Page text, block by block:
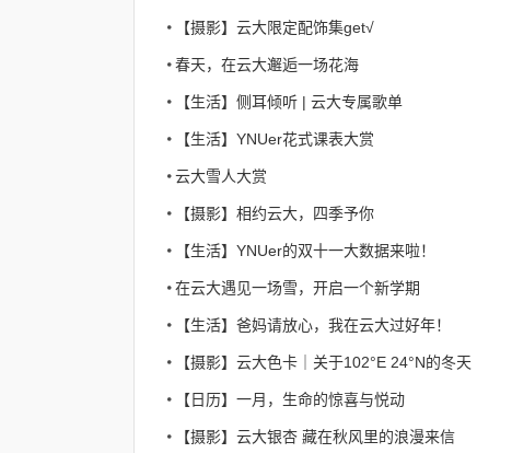
【摄影】云大限定配饰集get√
春天，在云大邂逅一场花海
【生活】侧耳倾听 | 云大专属歌单
【生活】YNUer花式课表大赏
云大雪人大赏
【摄影】相约云大，四季予你
【生活】YNUer的双十一大数据来啦！
在云大遇见一场雪，开启一个新学期
【生活】爸妈请放心，我在云大过好年！
【摄影】云大色卡｜关于102°E 24°N的冬天
【日历】一月，生命的惊喜与悦动
【摄影】云大银杏 藏在秋风里的浪漫来信